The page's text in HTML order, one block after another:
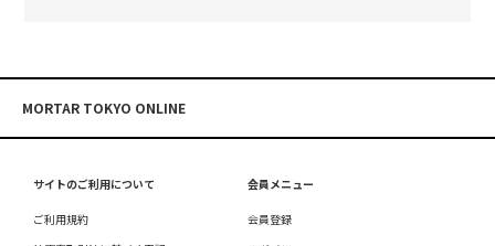
MORTAR TOKYO ONLINE
サイトのご利用について
ご利用規約
会員メニュー
会員登録